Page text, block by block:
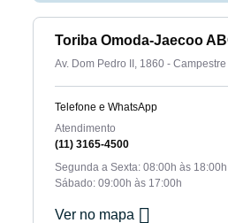
Toriba Omoda-Jaecoo
Av. Dom Pedro II, 1860 -
Telefone e WhatsApp
Atendimento
(11) 3165-4500
Segunda a Sexta: 08:00h às 18:00h
Sábado: 09:00h às 17:00h
Ver no mapa